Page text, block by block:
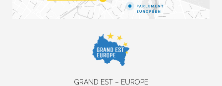
GRAND EST – EUROPE